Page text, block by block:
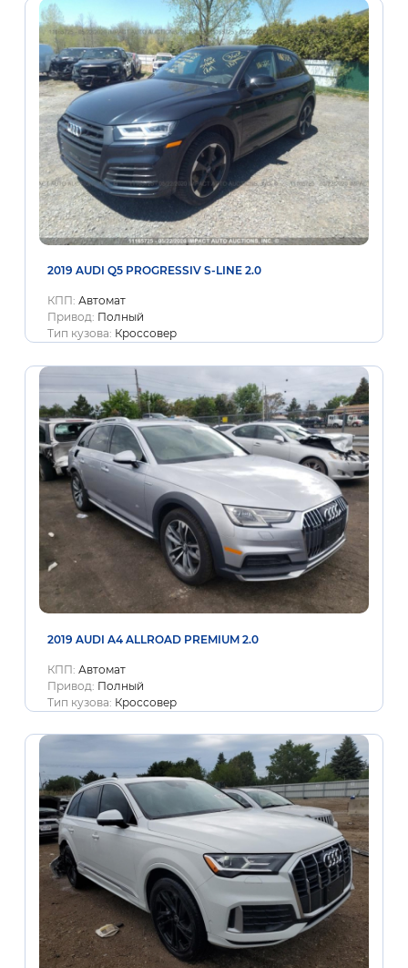
2019 AUDI Q5 PROGRESSIV S-LINE 2.0
КПП: Автомат
Привод: Полный
Тип кузова: Кроссовер
2019 AUDI A4 ALLROAD PREMIUM 2.0
КПП: Автомат
Привод: Полный
Тип кузова: Кроссовер